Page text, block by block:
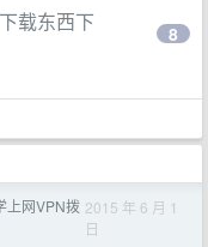
载东西下
8
上网VPN拨 2015 年 6 月 1
日